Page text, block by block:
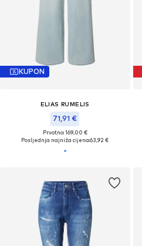
KUPON
ELIAS RUMELIS
71,91 €
Prvotno: 169,00 €
Posljednja najniža cijena:63,92 €